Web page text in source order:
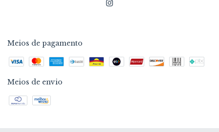
Meios de pagamento
Meios de envio